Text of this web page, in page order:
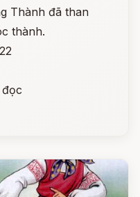
Thành đã than
thành.
đọc